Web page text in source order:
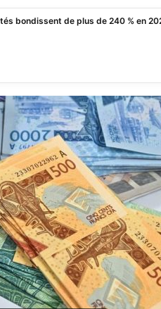
bondissent de plus de 240 % en